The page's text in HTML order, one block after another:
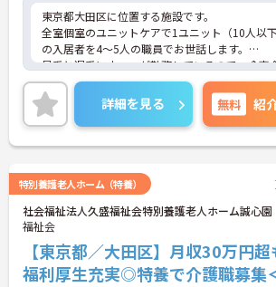
東京都大田区に位置する施設です。
全室個室のユニットケアで1ユニット（10人以下
の入居者を4～5人の職員でお世話します。
早番と遅番にナースが勤務しているので、食事
などで対応していただけます。
残業もほとんどなく、寮も完備されております。
ご興味のある方はお気軽にご連絡ください。
詳細を見る 無料 紹
特別養護老人ホーム（特養）
社会福祉法人久盛福祉会特別養護老人ホーム誠心園
福祉会
【東京都／大田区】月収30万円超
福利厚生充実◎特養で介護職募集